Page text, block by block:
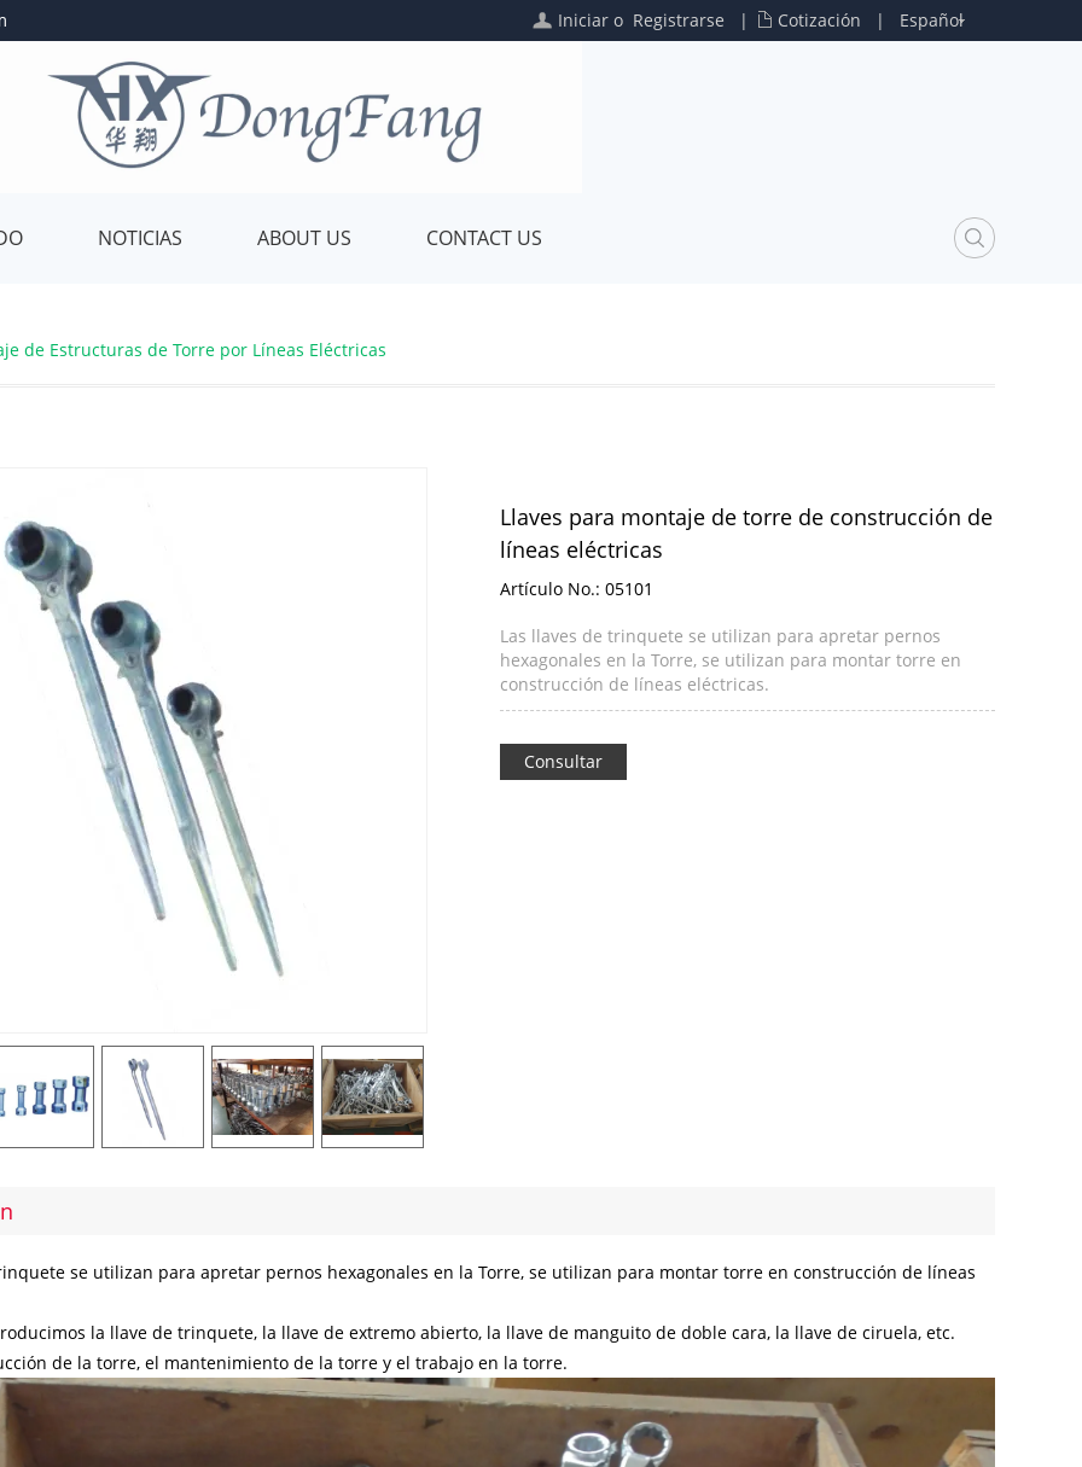
Español
|
Cotización
|
Iniciar o Registrarse
NOTICIAS ABOUT US CONTACT US
de Estructuras de Torre por Líneas Eléctricas
Llaves para montaje de torre de construcción de
líneas eléctricas
Artículo No.: 05101
Las llaves de trinquete se utilizan para apretar pernos
hexagonales en la Torre, se utilizan para montar torre en
construcción de líneas eléctricas.
Consultar
se utilizan para apretar pernos hexagonales en la Torre, se utilizan para montar torre en construcción de líneas
la llave de trinquete, la llave de extremo abierto, la llave de manguito de doble cara, la llave de ciruela, etc.
de la torre, el mantenimiento de la torre y el trabajo en la torre.